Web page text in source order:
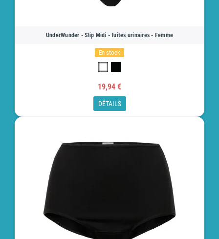
UnderWunder - Slip Midi - fuites urinaires - Femme
En stock
19,94 €
DÉTAILS